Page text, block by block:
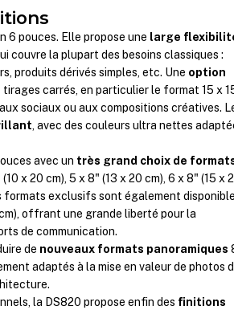
6 pouces. Elle propose une large
couvre la plupart des besoins classiques :
produits dérivés simples, etc. Une option
carrés, en particulier le format 15 x
sociaux ou aux compositions créatives.
, avec des couleurs ultra nettes
avec un très grand choix de
x 20 cm), 5 x 8" (13 x 20 cm), 6 x 8" (15 x
formats exclusifs sont également
offrant une grande liberté pour la
de communication.
de nouveaux formats panoramiques
adaptés à la mise en valeur de photos
la DS820 propose enfin des finitions